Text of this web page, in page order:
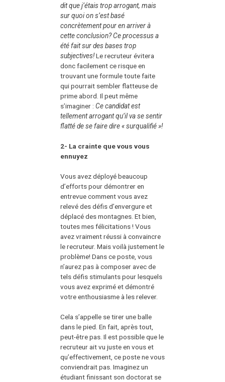
dit que j’étais trop arrogant, mais
sur quoi on s’est basé
concrètement pour en arriver à
cette conclusion? Ce processus a
été fait sur des bases trop
subjectives!Le recruteur évitera
donc facilement ce risque en
trouvant une formule toute faite
qui pourrait sembler flatteuse de
prime abord. Il peut même
s’imaginer : Ce candidat est
tellement arrogant qu’il va se sentir
flatté de se faire dire « surqualifié »!
2- La crainte que vous vous
ennuyez
Vous avez déployé beaucoup
d’efforts pour démontrer en
entrevue comment vous avez
relevé des défis d’envergure et
déplacé des montagnes. Et bien,
toutes mes félicitations ! Vous
avez vraiment réussi à convaincre
le recruteur. Mais voilà justement le
problème! Dans ce poste, vous
n’aurez pas à composer avec de
tels défis stimulants pour lesquels
vous avez exprimé et démontré
votre enthousiasme à les relever.
Cela s’appelle se tirer une balle
dans le pied. En fait, après tout,
peut-être pas. Il est possible que le
recruteur ait vu juste en vous et
qu’effectivement, ce poste ne vous
conviendrait pas. Imaginez un
étudiant finissant son doctorat se